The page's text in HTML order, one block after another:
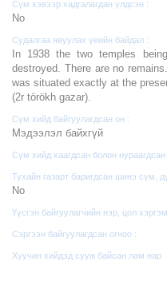
Сүм хэвээр хадгалагдан үлдсэн :
No
Судалгаа явуулах үеийн байдал :
In 1938 the two temples
destroyed. There are no
was situated exactly at the
(2r törökh gazar).
Сүм хийд байгуулагдсан он :
Мэдээлэл байхгүй
Сүм хийд хаагдсан болон нураагдсан
Тухайн газарт баригдсан шинэ сүм,
No
Үүсгэн байгуулагчийн нэр, цол
Сэргээн байгуулагдсан огноо :
Хуучин хийдэд сууж байсан лам нар